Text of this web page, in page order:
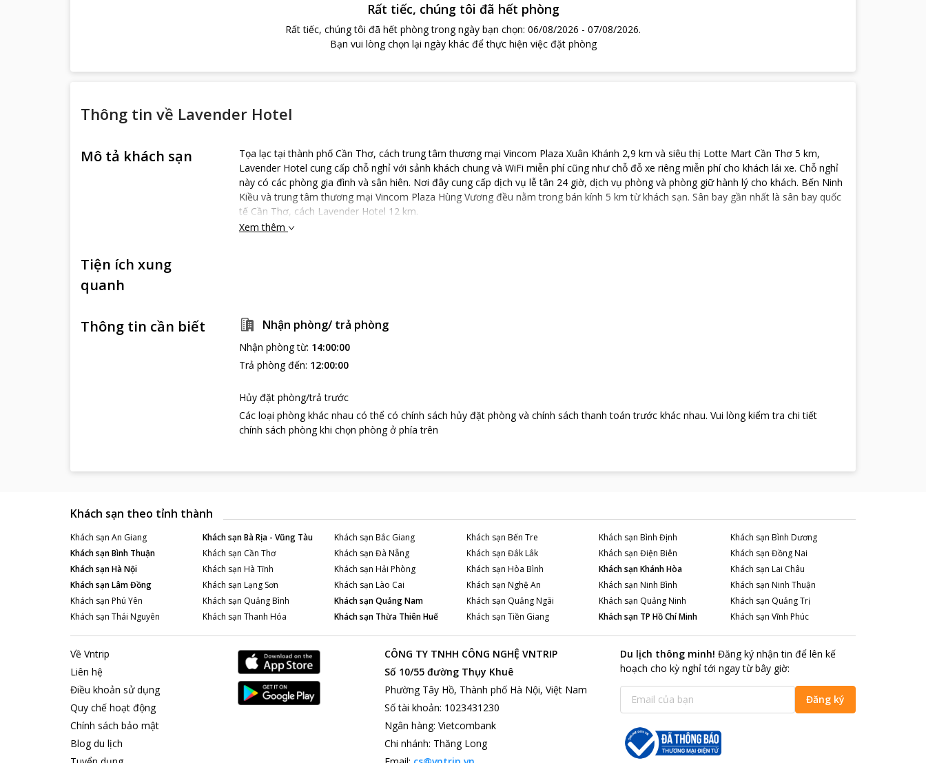
Rất tiếc, chúng tôi đã hết phòng
Rất tiếc, chúng tôi đã hết phòng trong ngày bạn chọn: 06/08/2026 - 07/08/2026.
Bạn vui lòng chọn lại ngày khác để thực hiện việc đặt phòng
Thông tin về Lavender Hotel
Mô tả khách sạn
Tọa lạc tại thành phố Cần Thơ, cách trung tâm thương mại Vincom Plaza Xuân Khánh 2,9 km và siêu thị Lotte Mart Cần Thơ 5 km,
Lavender Hotel cung cấp chỗ nghỉ với sảnh khách chung và WiFi miễn phí cũng như chỗ đỗ xe riêng miễn phí cho khách lái xe. Chỗ nghỉ
này có các phòng gia đình và sân hiên. Nơi đây cung cấp dịch vụ lễ tân 24 giờ, dịch vụ phòng và phòng giữ hành lý cho khách. Bến Ninh
Kiều và trung tâm thương mại Vincom Plaza Hùng Vương đều nằm trong bán kính 5 km từ khách sạn. Sân bay gần nhất là sân bay quốc
tế Cần Thơ, cách Lavender Hotel 12 km.
Xem thêm
Tiện ích xung
quanh
Thông tin cần biết Nhận phòng/ trả phòng
Nhận phòng từ: 14:00:00
Trả phòng đến: 12:00:00
Hủy đặt phòng/trả trước
Các loại phòng khác nhau có thể có chính sách hủy đặt phòng và chính sách thanh toán trước khác nhau. Vui lòng kiểm tra chi tiết
chính sách phòng khi chọn phòng ở phía trên
Khách sạn theo tỉnh thành
Khách sạn An Giang Khách sạnBà Rịa - Vũng Tàu Khách sạn Bắc Giang Khách sạn Bến Tre Khách sạn Bình Định Khách sạn Bình Dương
Khách sạnBình Thuận Khách sạn Cần Thơ Khách sạn Đà Nẵng Khách sạn Đắk Lắk Khách sạn Điện Biên Khách sạn Đồng Nai
Khách sạnHà Nội Khách sạn Hà Tĩnh Khách sạn Hải Phòng Khách sạn Hòa Bình Khách sạnKhánh Hòa Khách sạn Lai Châu
Khách sạnLâm Đồng Khách sạn Lạng Sơn Khách sạn Lào Cai Khách sạn Nghệ An Khách sạn Ninh Bình Khách sạn Ninh Thuận
Khách sạn Phú Yên Khách sạn Quảng Bình Khách sạnQuảng Nam Khách sạn Quảng Ngãi Khách sạn Quảng Ninh Khách sạn Quảng Trị
Khách sạn Thái Nguyên Khách sạn Thanh Hóa Khách sạn Thừa Thiên Huế Khách sạn Tiền Giang Khách sạn TP Hồ Chí Minh Khách sạn Vĩnh Phúc
Về Vntrip
Liên hệ
Điều khoản sử dụng
Quy chế hoạt động
Chính sách bảo mật
Blog du lịch
CÔNG TY TNHH CÔNG NGHỆ VNTRIP
Số 10/55 đường Thụy Khuê
Phường Tây Hồ, Thành phố Hà Nội, Việt Nam
Số tài khoản: 1023431230
Ngân hàng: Vietcombank
Chi nhánh: Thăng Long
Du lịch thông minh! Đăng ký nhận tin để lên kế
hoạch cho kỳ nghỉ tới ngay từ bây giờ:
Đăng ký